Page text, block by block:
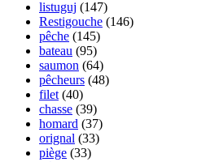
listuguj (147)
Restigouche (146)
pêche (145)
bateau (95)
saumon (64)
pêcheurs (48)
filet(40)
chasse (39)
homard (37)
orignal (33)
piège (33)